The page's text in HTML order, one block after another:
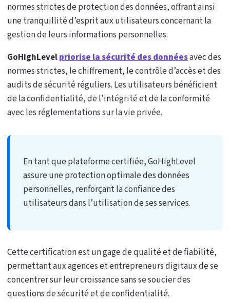
normes strictes de protection des données, offrant ainsi
une tranquillité d’esprit aux utilisateurs concernant la
gestion de leurs informations personnelles.
GoHighLevelpriorise la sécurité des donnéesavec des
normes strictes, le chiffrement, le contrôle d’accès et des
audits de sécurité réguliers. Les utilisateurs bénéficient
de la confidentialité, de l’intégrité et de la conformité
avec les réglementations sur la vie privée.
En tant que plateforme certifiée, GoHighLevel
assure une protection optimale des données
personnelles, renforçant la confiance des
utilisateurs dans l’utilisation de ses services.
Cette certification est un gage de qualité et de fiabilité,
permettant aux agences et entrepreneurs digitaux de se
concentrer sur leur croissance sans se soucier des
questions de sécurité et de confidentialité.